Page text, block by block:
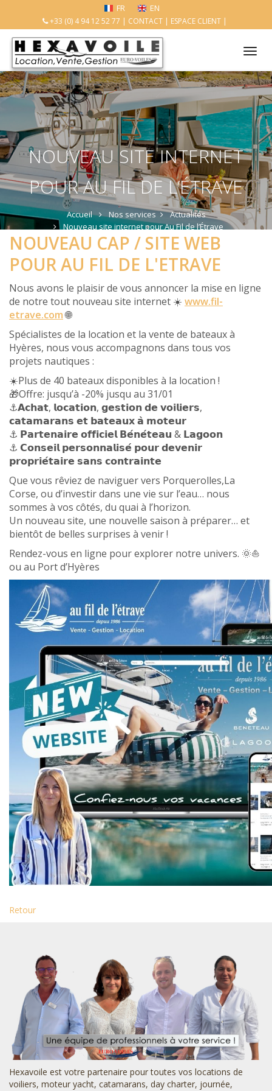
FR EN
+33 (0) 4 94 12 52 77 | CONTACT| ESPACE CLIENT|
NOUVEAU SITE INTERNET
POUR AU FIL DE L’ÉTRAVE
Accueil Nos services
Actualités
Nouveau site internet pour Au Fil de l’Étrave
NOUVEAU CAP / SITE WEB
POUR AU FIL DE L'ETRAVE
Nous avons le plaisir de vous annoncer la mise en ligne
de notre tout nouveau site internet ☀️ www.fil-
etrave.com 🌐
Spécialistes de la location et la vente de bateaux à
Hyères, nous vous accompagnons dans tous vos
projets nautiques :
☀️Plus de 40 bateaux disponibles à la location !
🎁Offre: jusqu’à -20% jusqu au 31/01
⚓️𝗔𝗰𝗵𝗮𝘁, 𝗹𝗼𝗰𝗮𝘁𝗶𝗼𝗻, 𝗴𝗲𝘀𝘁𝗶𝗼𝗻 𝗱𝗲 𝘃𝗼𝗶𝗹𝗶𝗲𝗿𝘀,
𝗰𝗮𝘁𝗮𝗺𝗮𝗿𝗮𝗻𝘀 𝗲𝘁 𝗯𝗮𝘁𝗲𝗮𝘂𝘅 𝗮̀ 𝗺𝗼𝘁𝗲𝘂𝗿
⚓ 𝗣𝗮𝗿𝘁𝗲𝗻𝗮𝗶𝗿𝗲 𝗼𝗳𝗳𝗶𝗰𝗶𝗲𝗹 𝗕𝗲́𝗻𝗲́𝘁𝗲𝗮𝘂 & 𝗟𝗮𝗴𝗼𝗼𝗻
⚓ 𝗖𝗼𝗻𝘀𝗲𝗶𝗹 𝗽𝗲𝗿𝘀𝗼𝗻𝗻𝗮𝗹𝗶𝘀𝗲́ 𝗽𝗼𝘂𝗿 𝗱𝗲𝘃𝗲𝗻𝗶𝗿
𝗽𝗿𝗼𝗽𝗿𝗶𝗲́𝘁𝗮𝗶𝗿𝗲 𝘀𝗮𝗻𝘀 𝗰𝗼𝗻𝘁𝗿𝗮𝗶𝗻𝘁𝗲
Que vous rêviez de naviguer vers Porquerolles,La
Corse, ou d’investir dans une vie sur l’eau… nous
sommes à vos côtés, du quai à l’horizon.
Un nouveau site, une nouvelle saison à préparer… et
bientôt de belles surprises à venir !
Rendez-vous en ligne pour explorer notre univers. 🌞⛵
ou au Port d’Hyères
Retour
Hexavoile est votre partenaire pour toutes vos locations de
voiliers, moteur yacht, catamarans, day charter, journée,